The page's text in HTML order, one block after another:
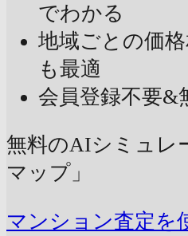
でわかる
地域ごとの価
も最適
会員登録不要&
無料のAIシミュレ
マップ」
マンション査定を